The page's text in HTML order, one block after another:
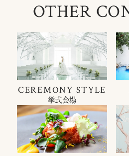
OTHER
CEREMONY STYLE
挙式会場